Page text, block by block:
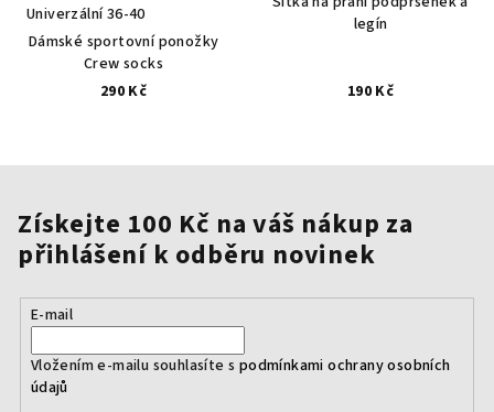
Univerzální 36-40
Dámské sportovní ponožky
Crew socks
290 Kč
legín
190 Kč
Získejte 100 Kč na váš nákup za
přihlášení k odběru novinek
E-mail
Vložením e-mailu souhlasíte s podmínkami ochrany osobních
údajů